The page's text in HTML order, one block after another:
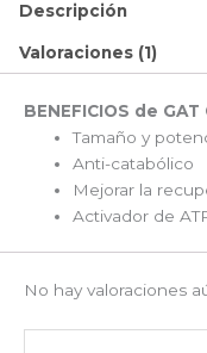
Descripción
Valoraciones (1)
BENEFICIOS de
Tamaño y
Anti-catabólico
Mejorar la
Activador de
No hay valoraciones